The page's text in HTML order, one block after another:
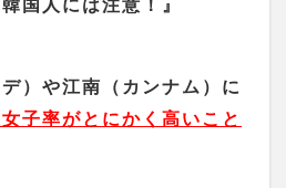
）や江南（カンナム）に
子率がとにかく高いこと